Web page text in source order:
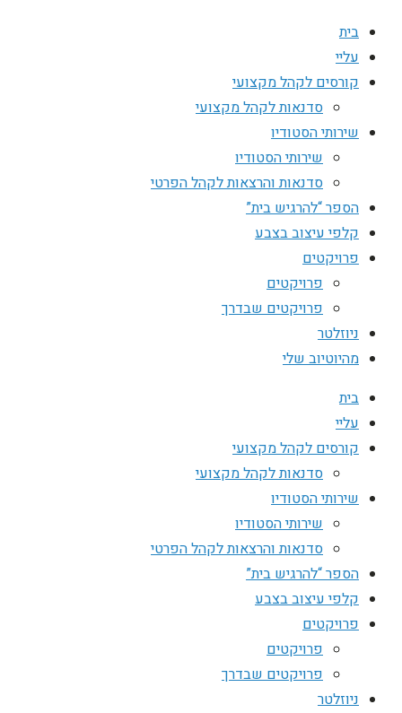
בית
עליי
קורסים לקהל מקצועי
סדנאות לקהל מקצועי
שירותי הסטודיו
שירותי הסטודיו
סדנאות והרצאות לקהל הפרטי
הספר “להרגיש בית”
קלפי עיצוב בצבע
פרויקטים
פרויקטים
פרויקטים שבדרך
ניוזלטר
מהיוטיוב שלי
בית
עליי
קורסים לקהל מקצועי
סדנאות לקהל מקצועי
שירותי הסטודיו
שירותי הסטודיו
סדנאות והרצאות לקהל הפרטי
הספר “להרגיש בית”
קלפי עיצוב בצבע
פרויקטים
פרויקטים
פרויקטים שבדרך
ניוזלטר